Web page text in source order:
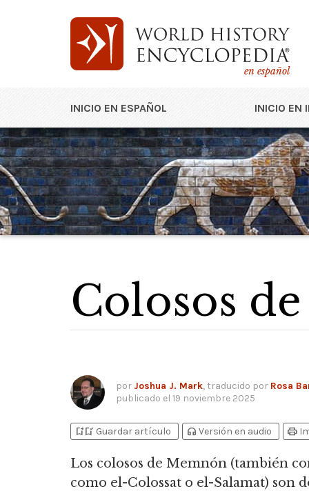
en español
INICIO EN ESPAÑOL INICIO EN
Colosos
por Joshua J. Mark, traducido por Rosa
publicado el 19 noviembre 2025
bookmark_addbookmark_added Guardar artículo headphones Versión en audio print
Los colosos de Memnón (también
como el-Colossat o el-Salamat) son